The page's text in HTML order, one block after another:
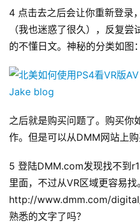
4 点击去之后会让你重新登录
（我也迷惑了很久），反复
的不懂日文。神秘的分类如图：
之后就是购买问题了。购买你
作。但是可以从DMM网站上购
5 登陆DMM.com发现找不到
里面，不过从VR区域更容易找
http://www.dmm.com/
熟悉的文字了吗？